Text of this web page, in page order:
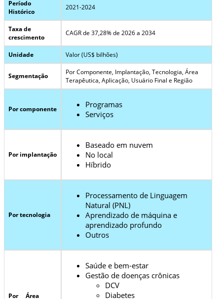
Período
Histórico
2021-2024
Taxa de
crescimento
CAGR de 37,28% de 2026 a 2034
Unidade Valor (US$ bilhões)
Segmentação
Por Componente, Implantação, Tecnologia, Área
Terapêutica, Aplicação, Usuário Final e Região
Por componente
Programas
Serviços
Por implantação
Baseado em nuvem
No local
Híbrido
Por tecnologia
Processamento de Linguagem
Natural (PNL)
Aprendizado de máquina e
aprendizado profundo
Outros
Por Área
Saúde e bem-estar
Gestão de doenças crônicas
DCV
Diabetes